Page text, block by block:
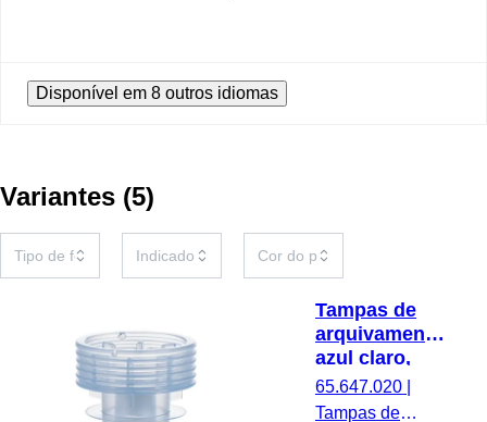
Disponível em 8 outros idiomas
Variantes (5)
Tampas de
arquivamento,
azul claro,
adequado
para S-
65.647.020
Tampas de